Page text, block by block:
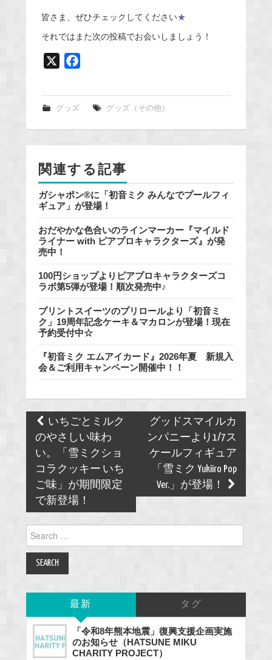
皆さま、ぜひチェックしてください★
それではまた次の投稿でお会いしましょう！
k
グッズ グッズ（その他）
関連する記事
ガシャポン®に「初音ミク みんなでプールフィ
ギュア」が登場！
おだやかな色合いのラインマーカー『マイルド
ライナー with ピアプロキャラクターズ』が発
売中！
100円ショップよりピアプロキャラクターズコ
ラボ第5弾が登場！順次発売中♪
プリントスイーツのプリロールより「初音ミ
ク」19周年記念ケーキ＆マカロンが登場！現在
予約受付中☆
『初音ミク エムアイカード』2026年夏 新規入
会＆ご利用キャンペーン開催中！！
Post
navigation
いちごとミルク
のやさしい味わ
い。「雪ミクショ
コラクッキー いち
ご味」が期間限定
で新登場！
グッドスマイルカ
ンパニーより1/7ス
ケールフィギュア
「雪ミク Yukiiro Pop
Ver.」が登場！
for:
最新 タグ
「令和8年熊本地震」復興支援企画実施
のお知らせ（HATSUNE MIKU
CHARITY PROJECT）